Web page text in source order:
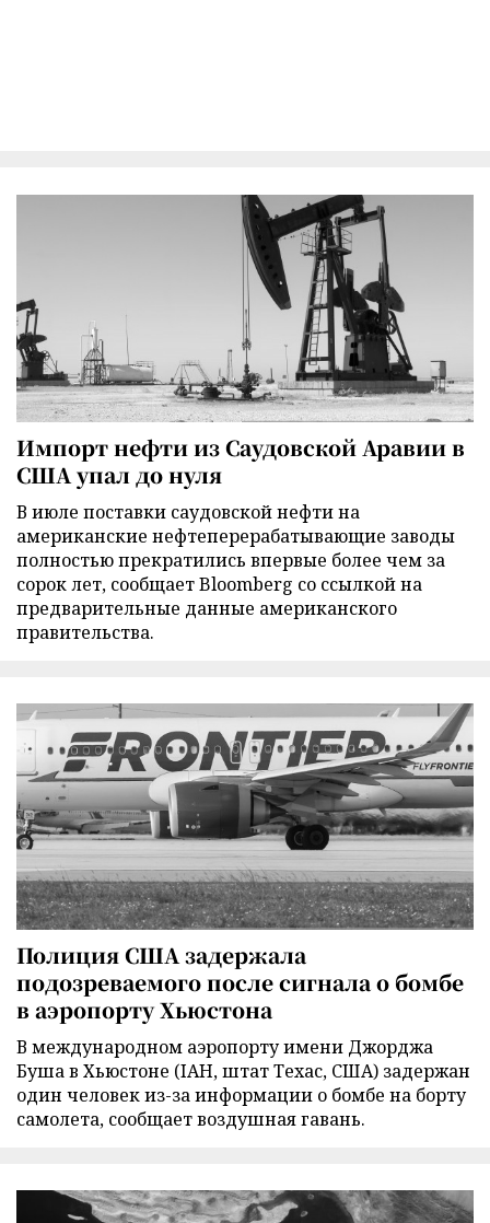
Импорт нефти из Саудовской Аравии в
США упал до нуля
В июле поставки саудовской нефти на
американские нефтеперерабатывающие заводы
полностью прекратились впервые более чем за
сорок лет, сообщает Bloomberg со ссылкой на
предварительные данные американского
правительства.
Полиция США задержала
подозреваемого после сигнала о бомбе
в аэропорту Хьюстона
В международном аэропорту имени Джорджа
Буша в Хьюстоне (IAH, штат Техас, США) задержан
один человек из-за информации о бомбе на борту
самолета, сообщает воздушная гавань.